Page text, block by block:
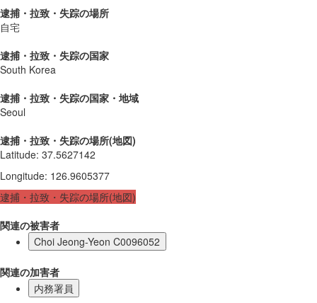
逮捕・拉致・失踪の場所
自宅
逮捕・拉致・失踪の国家
South Korea
逮捕・拉致・失踪の国家・地域
Seoul
逮捕・拉致・失踪の場所(地図)
Latitude: 37.5627142
Longitude: 126.9605377
逮捕・拉致・失踪の場所(地図)
関連の被害者
Choi Jeong-Yeon C0096052
関連の加害者
内務署員